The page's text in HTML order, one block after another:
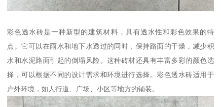
彩色透水砖是一种新型的建筑材料，具有透水性和彩色效果的特
点。它可以在雨水和地下水透过的同时，保持路面的干燥，减少积
水和水泥路面引起的倒塌风险。这种砖材还具有丰富多彩的颜色选
择，可以根据不同的设计需求和环境进行选择。彩色透水砖适用于
户外环境，如人行道、广场、小区等地方的铺装。